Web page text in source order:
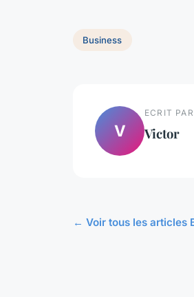
Business
V
ECRIT PAR
Victor
← Voir tous les articles